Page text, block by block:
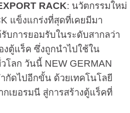
RACK: นวัตกรรมใหม่
แข็งแกร่งที่สุดที่เคยมีมา
บการยอมรับในระดับสากลว่า
งตู้แร็ค ซึ่งถูกนำไปใช้ใน
โลก วันนี้ NEW GERMAN
ดไปอีกขั้น ด้วยเทคโนโลยี
เยอรมนี สู่การสร้างตู้แร็คที่